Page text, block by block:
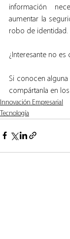
información
aumentar la
robo de identidad.
¿Interesante no es
Si conocen
compártanla en
Innovación Empresarial
Tecnología